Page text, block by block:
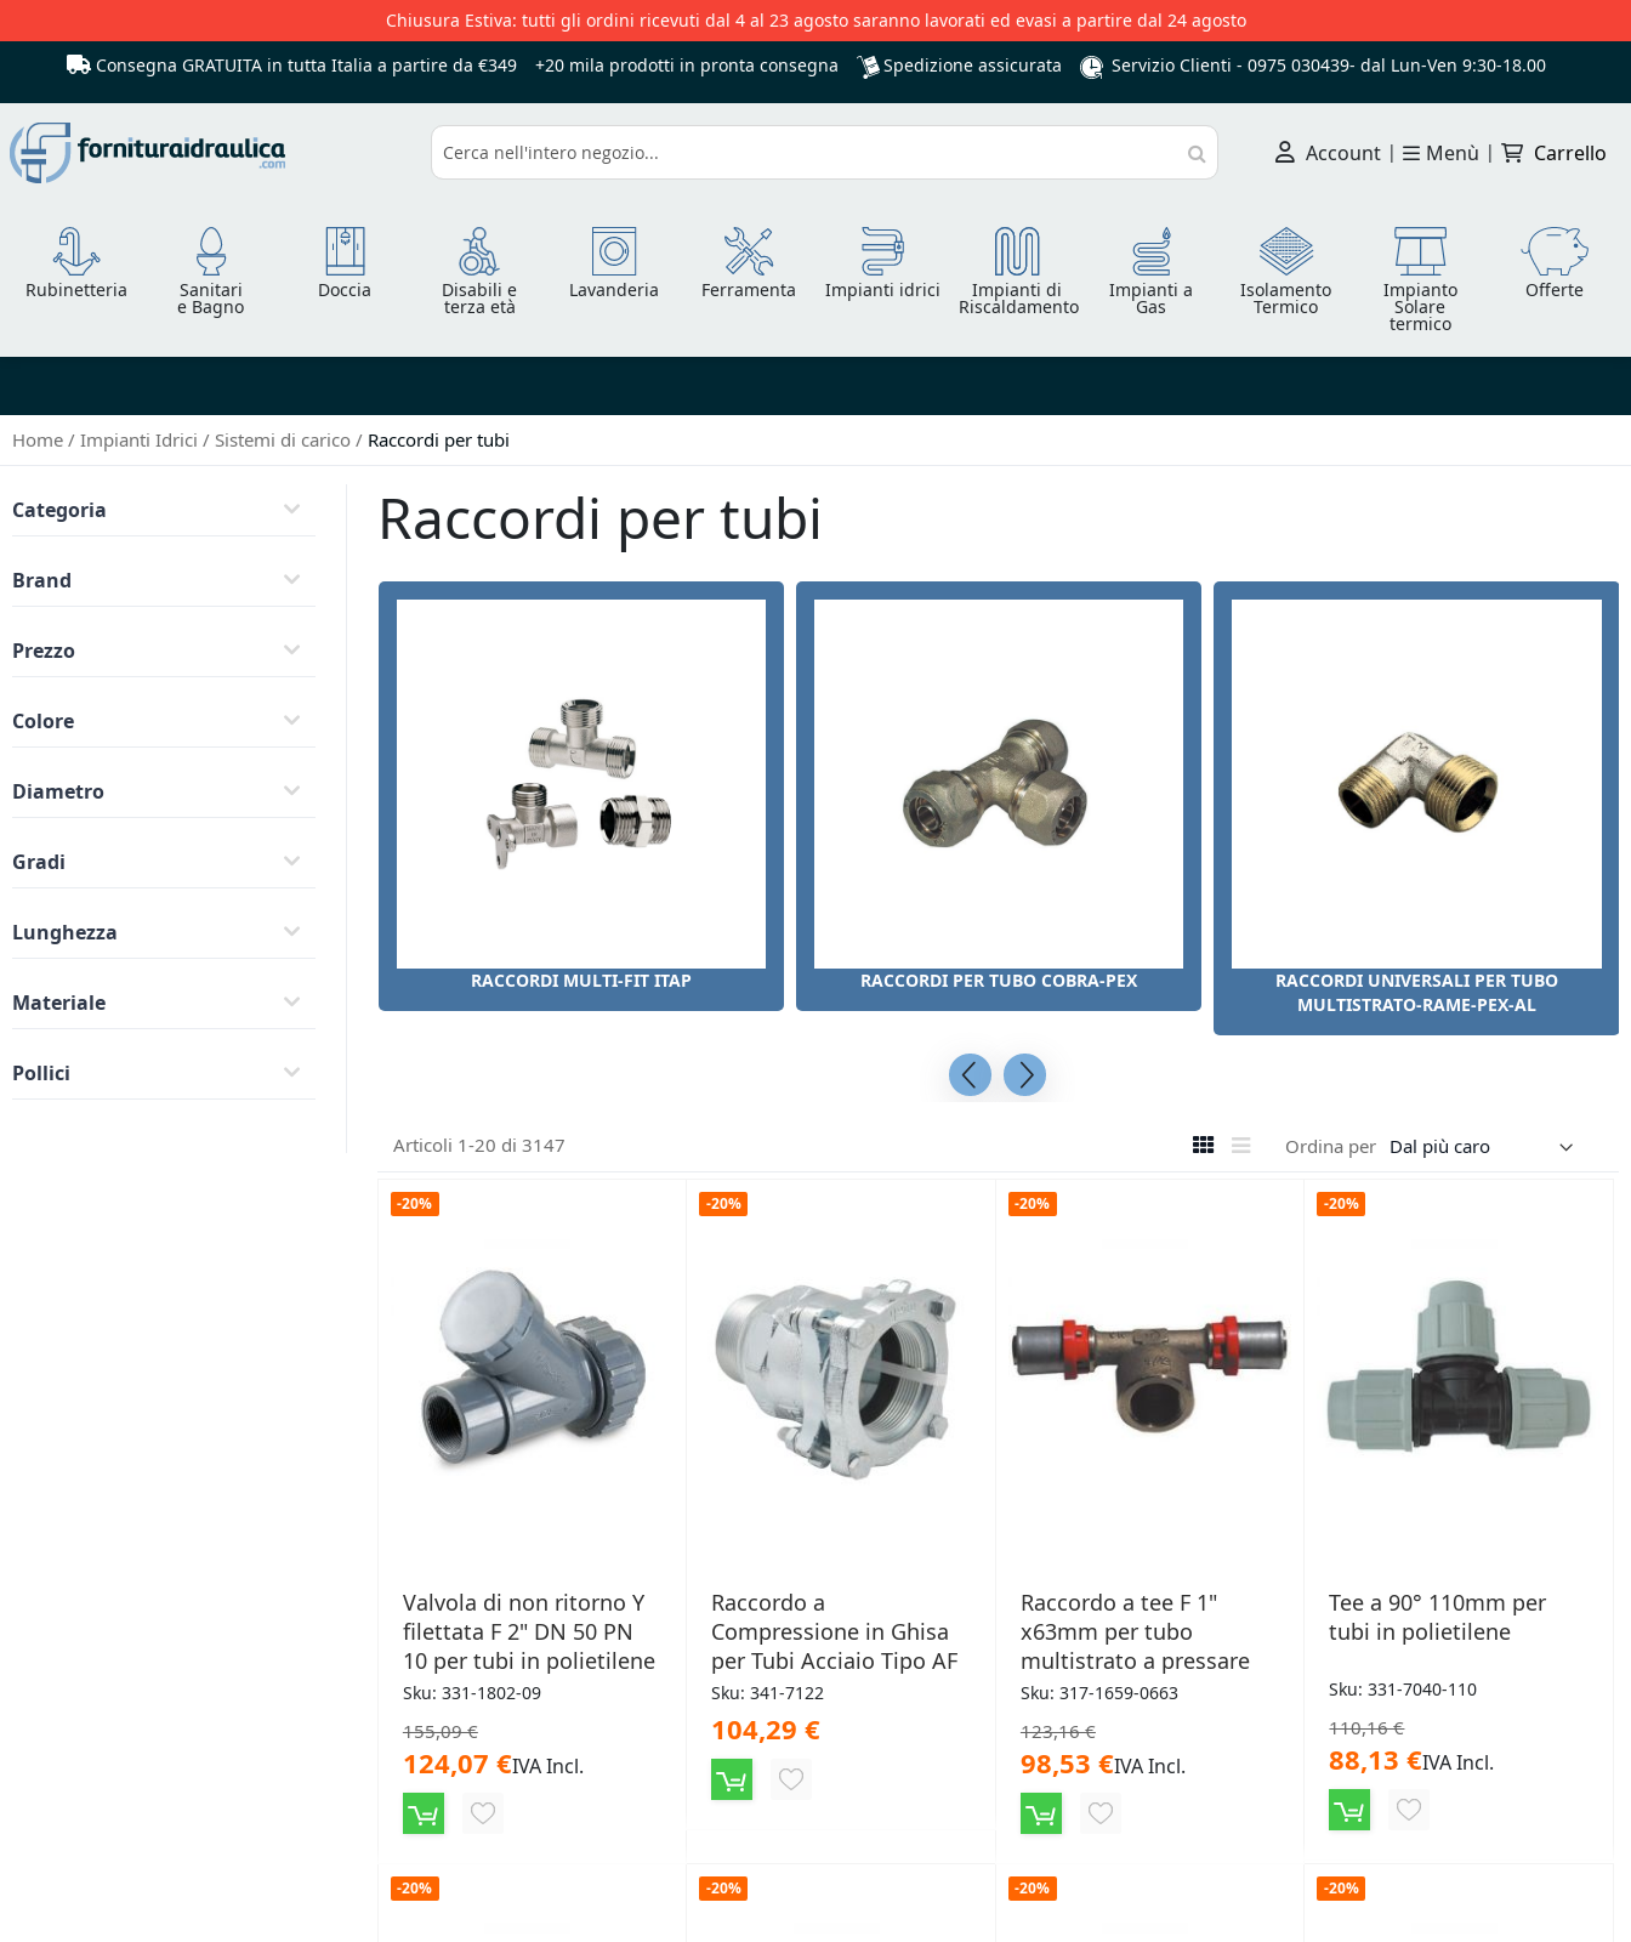
Chiusura Estiva: tutti gli ordini ricevuti dal 4 al 23 agosto saranno lavorati ed evasi a partire dal 24 agosto
Consegna GRATUITA in tutta Italia a partire da €349 +20 mila prodotti in pronta consegna Spedizione assicurata Servizio Clienti - 0975 030439- dal Lun-Ven 9:30-18.00
Cerca
Cerca
Account | Menù | Carrello
Rubinetteria Sanitari
e Bagno
Doccia Disabili e
terza età
Lavanderia Ferramenta Impianti idrici Impianti di
Riscaldamento
Impianti a
Gas
Isolamento
Termico
Impianto
Solare
termico
Offerte
Home Impianti Idrici Sistemi di carico Raccordi per tubi
Raccordi per tubi
RACCORDI MULTI-FIT ITAP RACCORDI PER TUBO COBRA-PEX
RACCORDI UNIVERSALI PER TUBO
MULTISTRATO-RAME-PEX-AL
Mostra
come
GrigliaLista
Articoli 1-20 di 3147 Ordina per
-20%
Valvola di non ritorno Y
filettata F 2" DN 50 PN
10 per tubi in polietilene
Sku: 331-1802-09
155,09 €
124,07 €IVA Incl.
AGGIUNGI
-20%
Raccordo a
Compressione in Ghisa
per Tubi Acciaio Tipo AF
Sku: 341-7122
104,29 €
AGGIUNGI
-20%
Raccordo a tee F 1"
x63mm per tubo
multistrato a pressare
Sku: 317-1659-0663
123,16 €
98,53 €IVA Incl.
AGGIUNGI
-20%
Tee a 90° 110mm per
tubi in polietilene
Sku: 331-7040-110
110,16 €
88,13 €IVA Incl.
AGGIUNGI
-20% -20% -20% -20%
Categoria
Brand
Prezzo
Colore
Diametro
Gradi
Lunghezza
Materiale
Pollici